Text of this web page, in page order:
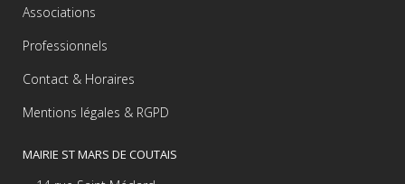
Associations
Professionnels
Contact & Horaires
Mentions légales & RGPD
MAIRIE ST MARS DE COUTAIS